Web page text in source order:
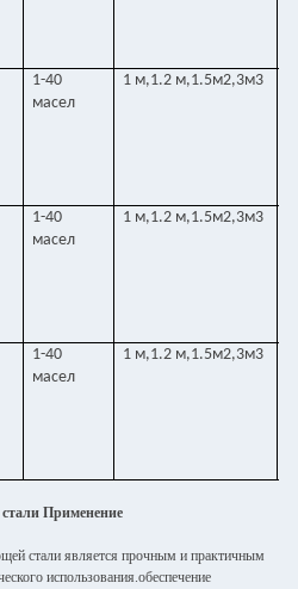
1-40
масел
1 м,1.2 м,1.5м2,3м3
1-40
масел
1 м,1.2 м,1.5м2,3м3
1-40
масел
1 м,1.2 м,1.5м2,3м3
Применение
стали является прочным и практичным
использования.обеспечение